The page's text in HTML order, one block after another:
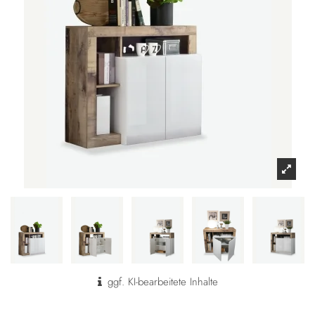
ggf. KI-bearbeitete Inhalte